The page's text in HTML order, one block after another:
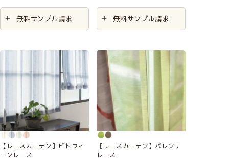
遮像レース一覧を見る
昼間の明るさや外の見え方を重視したい方
人気レースカーテン
を見る
UVカットレースの
一覧を見る
暑さ・寒さ対策を
したい方向け
防炎機能が
必要な方向け
無料サンプル請求 無料サンプル請求
【レースカーテン】ビトウィ
ーンレース
【レースカーテン】バレンサ
レース